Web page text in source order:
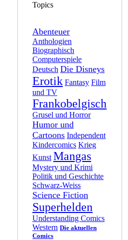
Topics
Abenteuer
Anthologien
Biographisch
Computerspiele
Deutsch Die Disneys
Erotik Fantasy Film
und TV
Frankobelgisch
Grusel und Horror
Humor und
Cartoons Independent
Kindercomics Krieg
Kunst Mangas
Mystery und Krimi
Politik und Geschichte
Schwarz-Weiss
Science Fiction
Superhelden
Understanding Comics
Western Die aktuellen
Comics